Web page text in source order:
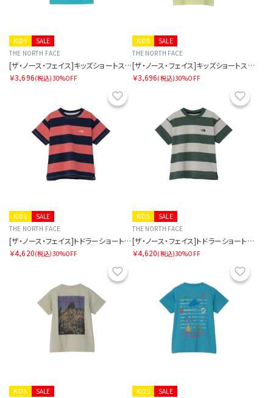
SALE
KIDS
THE NORTH FACE
[ザ・ノース・フェイス]キッズショートスリーブフィールドグラフィックティー
￥3,696(税込)30%OFF
SALE
KIDS
THE NORTH FACE
[ザ・ノース・フェイス]キッズショートスリーブフィールドグラフィックティー
￥3,696(税込)30%OFF
お気に入り
SALE
KIDS
THE NORTH FACE
[ザ・ノース・フェイス]トドラーショートスリーブブライトステディティー
￥4,620(税込)30%OFF
SALE
KIDS
THE NORTH FACE
[ザ・ノース・フェイス]トドラーショートスリーブブライトステディティー
￥4,620(税込)30%OFF
お気に入り
SALE
KIDS
SALE
KIDS